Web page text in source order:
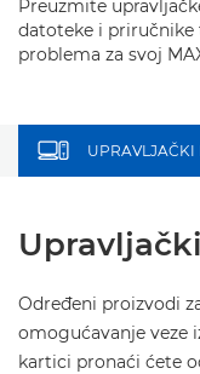
Preuzmite
datoteke i priručnike
problema za svoj
UPRAVLJAČKI
Određeni proizvodi
omogućavanje veze
kartici pronaći ćete